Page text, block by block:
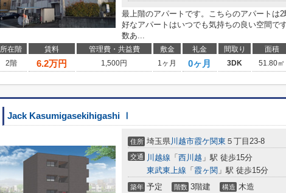
最上階のアパートです。こちらのアパートは
好なアパートはいつでも気持ちの良い空間で
数あ...
所在階 賃料 管理費・共益費 敷金 礼金 間取り 面積
2階
6.2万円 1,500円 1ヶ月 0ヶ月 3DK 51.80㎡
Jack Kasumigasekihigashi Ⅰ
住所 埼玉県川越市霞ケ関東 ５丁目23-8
交通 川越線 「 西川越 」駅 徒歩15分
東武東上線 「 霞ヶ関 」駅 徒歩15分
築年 予定 階数 3階建 構造 木造